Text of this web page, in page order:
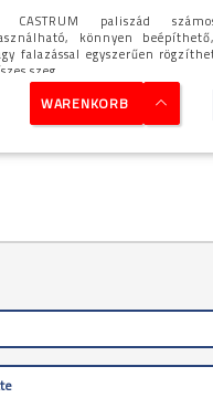
CASTRUM paliszád
könnyen
falazással egyszerűen rögzíthető. Kerti
szeg...
WARENKORB